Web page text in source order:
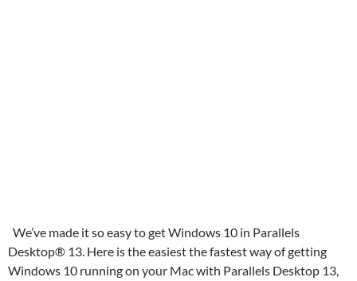
We’ve made it so easy to get Windows 10 in Parallels
Desktop® 13. Here is the easiest the fastest way of getting
Windows 10 running on your Mac with Parallels Desktop 13,